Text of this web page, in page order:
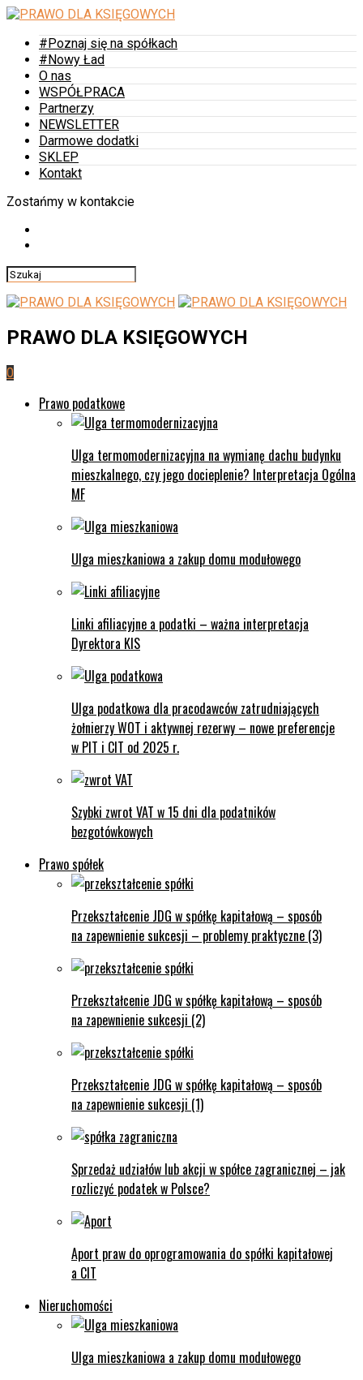
#Poznaj się na spółkach
#Nowy Ład
O nas
WSPÓŁPRACA
Partnerzy
NEWSLETTER
Darmowe dodatki
SKLEP
Kontakt
Zostańmy w kontakcie
PRAWO DLA KSIĘGOWYCH
0
Prawo podatkowe
Ulga termomodernizacyjna na wymianę dachu budynku
mieszkalnego, czy jego docieplenie? Interpretacja Ogólna
MF
Ulga mieszkaniowa a zakup domu modułowego
Linki afiliacyjne a podatki – ważna interpretacja
Dyrektora KIS
Ulga podatkowa dla pracodawców zatrudniających
żołnierzy WOT i aktywnej rezerwy – nowe preferencje
w PIT i CIT od 2025 r.
Szybki zwrot VAT w 15 dni dla podatników
bezgotówkowych
Prawo spółek
Przekształcenie JDG w spółkę kapitałową – sposób
na zapewnienie sukcesji – problemy praktyczne (3)
Przekształcenie JDG w spółkę kapitałową – sposób
na zapewnienie sukcesji (2)
Przekształcenie JDG w spółkę kapitałową – sposób
na zapewnienie sukcesji (1)
Sprzedaż udziałów lub akcji w spółce zagranicznej – jak
rozliczyć podatek w Polsce?
Aport praw do oprogramowania do spółki kapitałowej
a CIT
Nieruchomości
Ulga mieszkaniowa a zakup domu modułowego